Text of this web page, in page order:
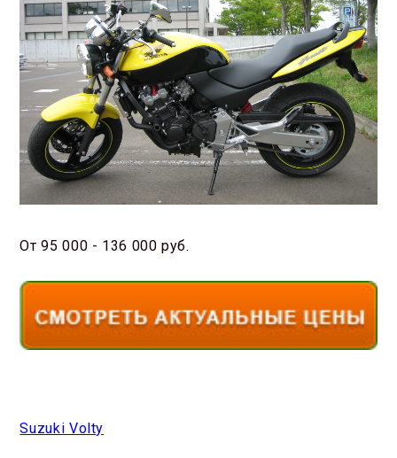
От 95 000 - 136 000 руб.
Suzuki Volty